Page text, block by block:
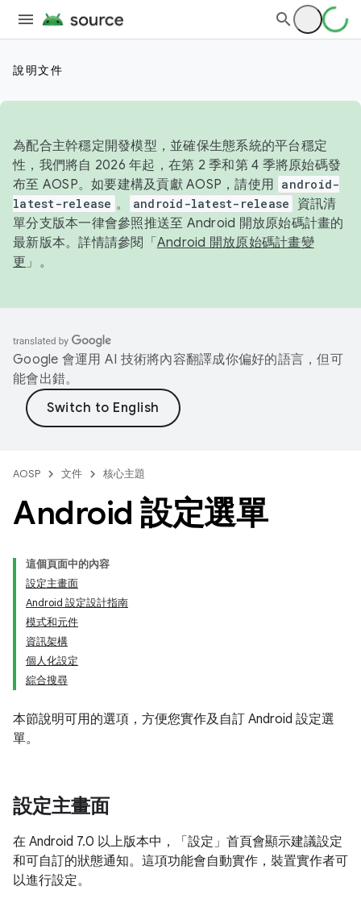
說明文件
為配合主幹穩定開發模型，並確保生態系統的平台穩定
性，我們將自 2026 年起，在第 2 季和第 4 季將原始碼發
布至 AOSP。如要建構及貢獻 AOSP，請使用 android-
latest-release 。 android-latest-release
資訊清
單分支版本一律會參照推送至 Android 開放原始碼計畫的
最新版本。詳情請參閱「 Android 開放原始碼計畫變
更 」。
Google 會運用 AI 技術將內容翻譯成你偏好的語言，但可
能會出錯。
AOSP 文件 核心主題
Android 設定選單
這個頁面中的內容
設定主畫面
Android 設定設計指南
模式和元件
資訊架構
個人化設定
綜合搜尋
本節說明可用的選項，方便您實作及自訂 Android 設定選
單。
設定主畫面
在 Android 7.0 以上版本中，「設定」首頁會顯示建議設定
和可自訂的狀態通知。這項功能會自動實作，裝置實作者可
以進行設定。